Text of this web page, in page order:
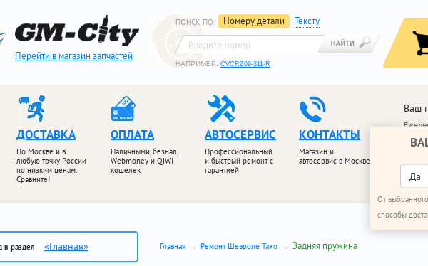
Перейти в магазин запчастей
ПОИСК ПО: Номеру детали Тексту
НАПРИМЕР: CVCRZ09-311-R
ДОСТАВКА
По Москве и в
любую точку России
по низким ценам.
Сравните!
ОПЛАТА
Наличными, безнал,
Webmoney и QiWI-
кошелек
АВТОСЕРВИС
Профессиональный
и быстрый ремонт с
гарантией
КОНТАКТЫ
Магазин и
автосервис в Москве
Ваш
Да
От
способы
+7
в раздел «Главная» Главная Ремонт Шевроле Тахо Задняя пружина